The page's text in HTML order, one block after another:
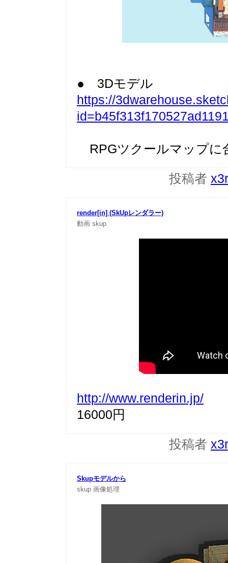
● 3Dモデル
https://
RPGツクールマップに
投稿者
render[in] (SkUpレンダラー)
動画 skup
http://www.renderin.jp/
16000円
投稿者
Skupモデルから
skup 画像処理